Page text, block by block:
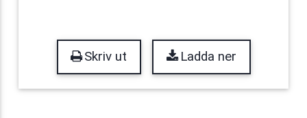
Skriv ut Ladda ner